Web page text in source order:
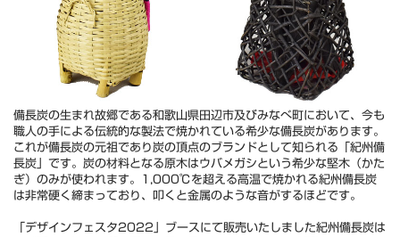
備長炭の生まれ故郷である和歌山県田辺市及びみなべ町において、今も
職人の手による伝統的な製法で焼かれている希少な備長炭があります。
これが備長炭の元祖であり炭の頂点のブランドとして知られる「紀州備
長炭」です。炭の材料となる原木はウバメガシという希少な堅木（かた
ぎ）のみが使われます。1,000℃を超える高温で焼かれる紀州備長炭
は非常硬く締まっており、叩くと金属のような音がするほどです。
「デザインフェスタ2022」ブースにて販売いたしました紀州備長炭は